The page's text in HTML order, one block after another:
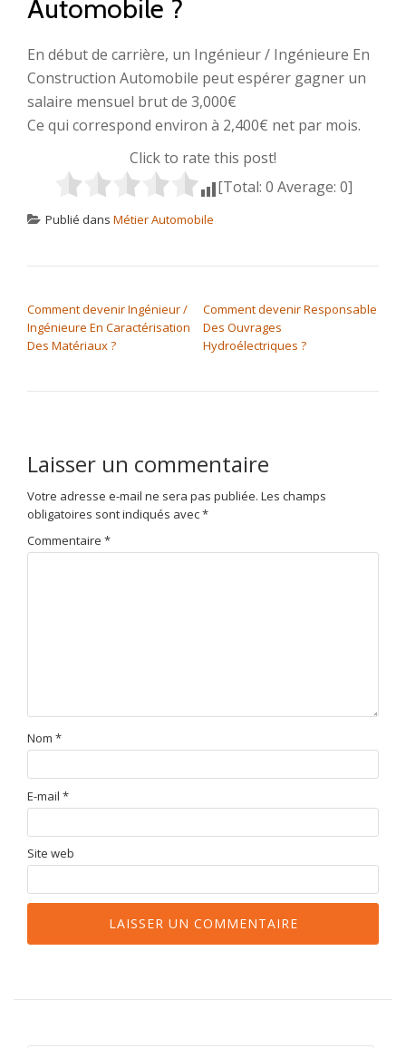
Automobile ?
En début de carrière, un Ingénieur / Ingénieure En
Construction Automobile peut espérer gagner un
salaire mensuel brut de 3,000€
Ce qui correspond environ à 2,400€ net par mois.
Click to rate this post!
[Total: 0 Average: 0]
Publié dans Métier Automobile
Comment devenir Ingénieur /
Ingénieure En Caractérisation
Des Matériaux ?
Comment devenir Responsable
Des Ouvrages
Hydroélectriques ?
Laisser un commentaire
Votre adresse e-mail ne sera pas publiée. Les champs
obligatoires sont indiqués avec*
Commentaire *
Nom *
E-mail *
Site web